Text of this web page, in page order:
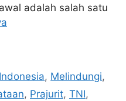
adalah salah satu
Indonesia, Melindungi,
, Prajurit, TNI,